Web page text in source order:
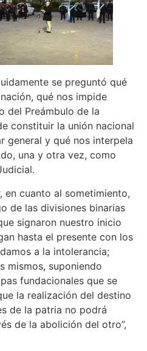
se preguntó qué
qué nos impide
del Preámbulo de la
constituir la unión nacional
general y qué nos interpela
una y otra vez, como
en cuanto al sometimiento,
de las divisiones binarias
signaron nuestro inicio
hasta el presente con los
a la intolerancia;
mismos, suponiendo
fundacionales que se
la realización del destino
de la patria no podrá
de la abolición del otro”,